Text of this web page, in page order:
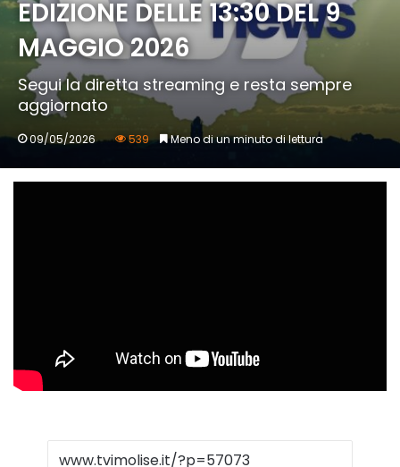
EDIZIONE DELLE 13:30 DEL 9
MAGGIO 2026
Segui la diretta streaming e resta sempre
aggiornato
09/05/2026 539 Meno di un minuto di lettura